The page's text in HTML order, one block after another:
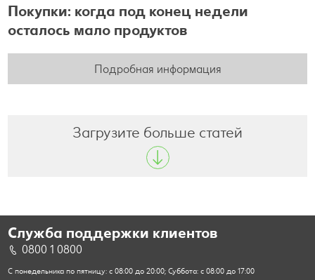
Покупки: когда под конец недели
осталось мало продуктов
Подробная информация
Загрузите больше статей
Служба поддержки клиентов
0800 1 0800
С понедельника по пятницу: с 08:00 до 20:00; Суббота: с 08:00 до 17:00